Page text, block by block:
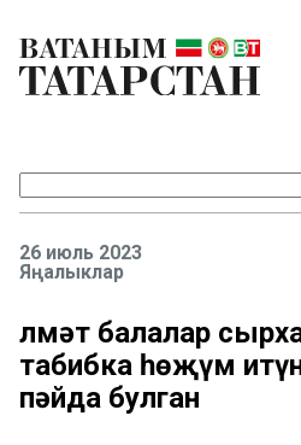
26 июль 2023
Яңалыклар
Әлмәт балалар
табибка һөҗүм
пәйда булган